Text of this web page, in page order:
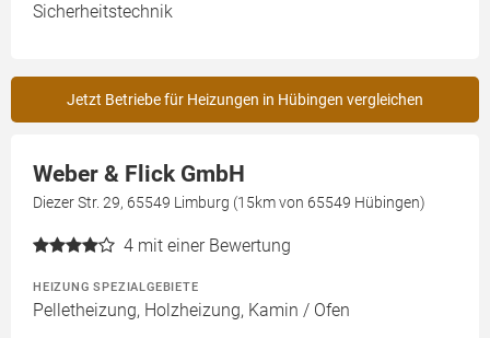
Sicherheitstechnik
Jetzt Betriebe für Heizungen in Hübingen vergleichen
Weber & Flick GmbH
Diezer Str. 29, 65549 Limburg (15km von 65549 Hübingen)
4 mit einer Bewertung
HEIZUNG SPEZIALGEBIETE
Pelletheizung, Holzheizung, Kamin / Ofen